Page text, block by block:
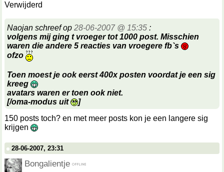
Verwijderd
Naojan schreef op 28-06-2007 @ 15:35 :
volgens mij ging t vroeger tot 1000 post. Misschien
waren die andere 5 reacties van vroegere fb`s
ofzo
Toen moest je ook eerst 400x posten voordat je een sig
kreeg
avatars waren er toen ook niet.
[/oma-modus uit
]
150 posts toch? en met meer posts kon je een langere sig
krijgen
28-06-2007, 23:31
Bongalientje